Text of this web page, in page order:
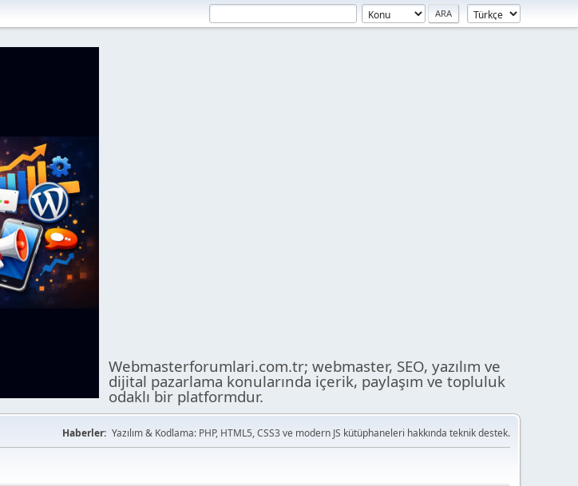
Webmasterforumlari.com.tr; webmaster, SEO, yazılım ve
dijital pazarlama konularında içerik, paylaşım ve topluluk
odaklı bir platformdur.
Haberler: Yazılım & Kodlama: PHP, HTML5, CSS3 ve modern JS kütüphaneleri hakkında teknik destek.